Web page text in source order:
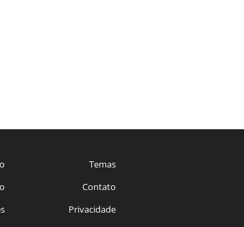
Temas
Contato
Privacidade